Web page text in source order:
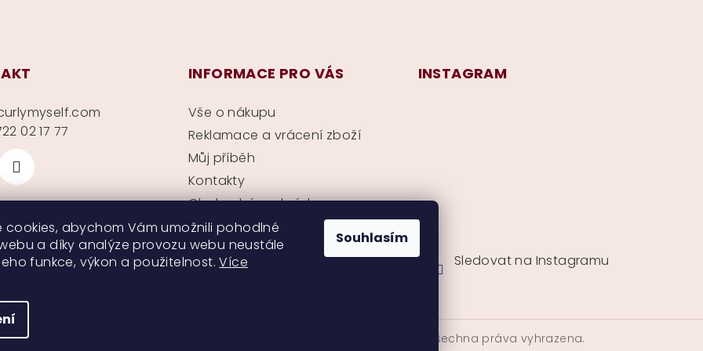
cookies, abychom Vám umožnili pohodlné
a díky analýze provozu webu neustále
funkce, výkon a použitelnost.Více
Souhlasím
02 17 77
INFORMACE PRO VÁS
Vše o nákupu
Reklamace a vrácení zboží
Můj příběh
Kontakty
Obchodní podmínky
Ochrana soukromí
INSTAGRAM
Sledovat na Instagramu
. Všechna práva vyhrazena.